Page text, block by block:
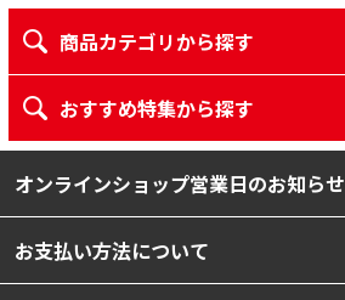
商品カテゴリから探す
おすすめ特集から探す
オンラインショップ営業日のお知らせ
お支払い方法について